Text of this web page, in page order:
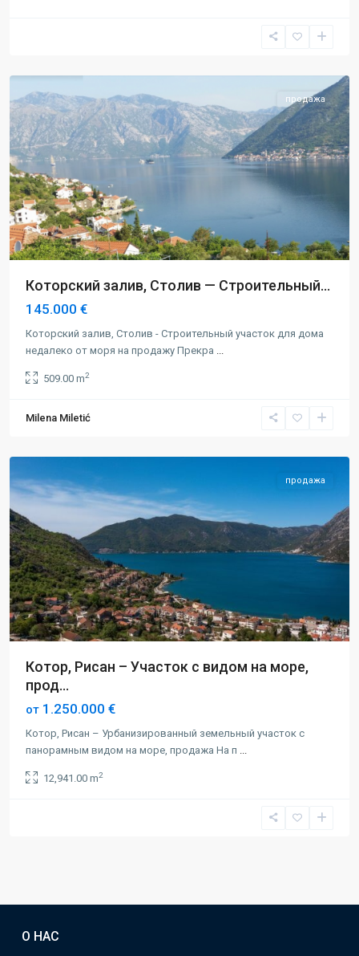
продажа
Которский залив, Столив — Строительный...
145.000 €
Которский залив, Столив - Строительный участок для дома
недалеко от моря на продажу Прекра
509.00 m2
Milena Miletić
продажа
Котор, Рисан – Участок c видом на море,
прод...
от 1.250.000 €
Котор, Рисан – Урбанизированный земельный участок с
панорамным видом на море, продажа На п
12,941.00 m2
О НАС